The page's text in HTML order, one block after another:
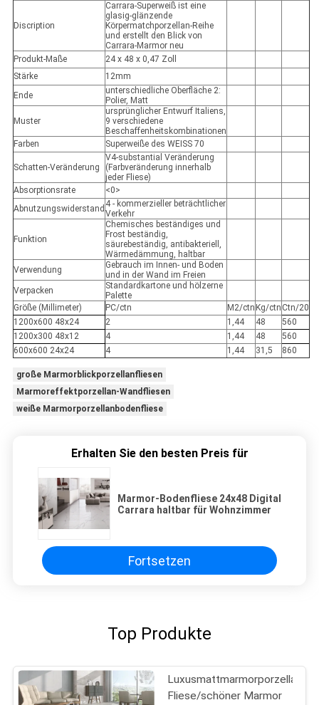
Discription
Carrara-Superweiß ist eine
glasig-glänzende
Körpermatchporzellan-Reihe
und erstellt den Blick von
Carrara-Marmor neu
Produkt-Maße
24 x 48 x 0,47 Zoll
Stärke
12mm
Ende
unterschiedliche Oberfläche 2:
Polier, Matt
Muster
ursprünglicher Entwurf Italiens,
9 verschiedene
Beschaffenheitskombinationen
Farben
Superweiße des WEISS 70
Schatten-Veränderung
V4-substantial Veränderung
(Farbveränderung innerhalb
jeder Fliese)
Absorptionsrate
<0>
Abnutzungswiderstand 4 - kommerzieller beträchtlicher
Verkehr
Funktion
Chemisches beständiges und
Frost beständig,
säurebeständig, antibakteriell,
Wärmedämmung, haltbar
Verwendung
Gebrauch im Innen- und Boden
und in der Wand im Freien
Verpacken
Standardkartone und hölzerne
Palette
Größe (Millimeter)
PC/ctn M2/ctn Kg/ctn Ctn/20
1200x600 48x24
2 1,44 48
560
1200x300 48x12
4 1,44 48
560
600x600 24x24
4 1,44 31,5 860
große Marmorblickporzellanfliesen
Marmoreffektporzellan-Wandfliesen
weiße Marmorporzellanbodenfliese
Erhalten Sie den besten Preis für
Marmor-Bodenfliese 24x48 Digital
Carrara haltbar für Wohnzimmer
Fortsetzen
Top Produkte
Luxusmattmarmorporzellan-
Fliese/schöner Marmor